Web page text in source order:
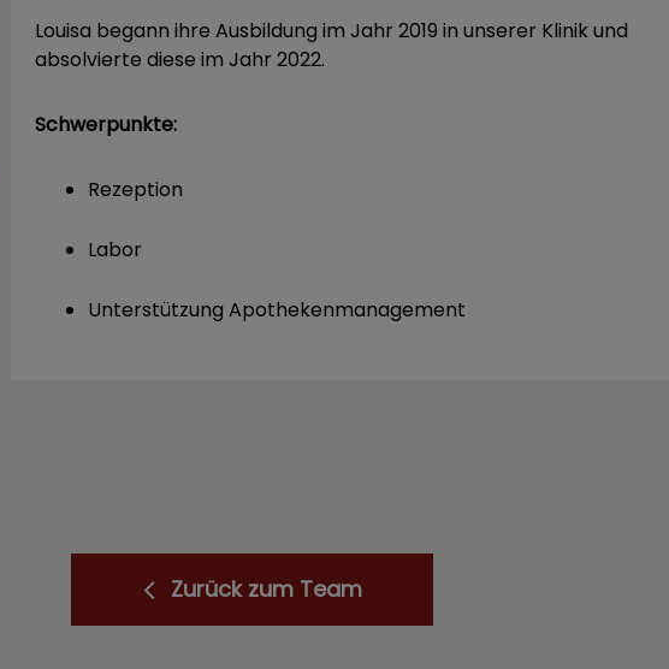
Louisa begann ihre Ausbildung im Jahr 2019 in unserer Klinik und
absolvierte diese im Jahr 2022.
Schwerpunkte:
Rezeption
Labor
Unterstützung Apothekenmanagement
Zurück zum Team